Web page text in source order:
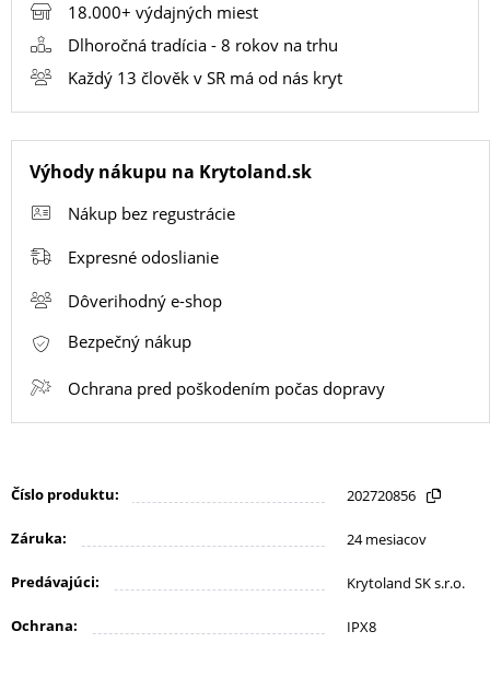
HODINKY
PRÍSLUŠENSTVO
FOTO,
AUDIO-
SPOTREBIČE
ŠTÝL
18.000+ výdajných miest
Dlhoročná tradícia - 8 rokov na trhu
Každý 13 člověk v SR má od nás kryt
Výhody nákupu na Krytoland.sk
Nákup bez regustrácie
Expresné odoslianie
Dôverihodný e-shop
Bezpečný nákup
Ochrana pred poškodením počas dopravy
Číslo produktu: 202720856
Záruka: 24 mesiacov
Predávajúci: Krytoland SK s.r.o.
Ochrana: IPX8